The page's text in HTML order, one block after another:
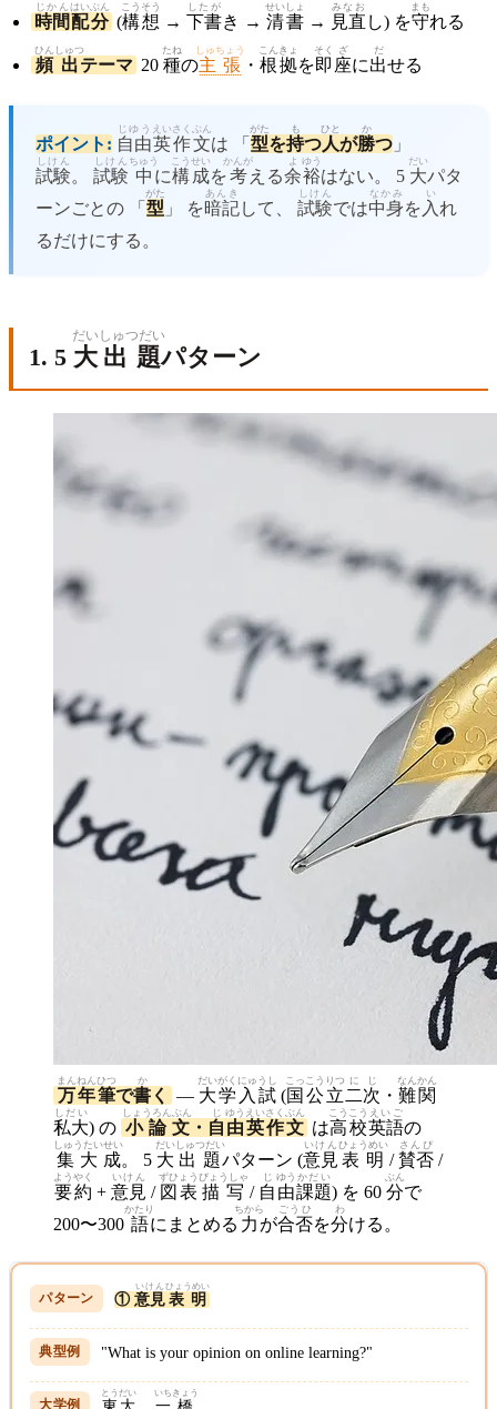
時間
じかん
配分
はいぶん
(構想
こうそう
→ 下書
したが
き → 清書
せいしょ
→ 見直
みなお
し) を守
まも
れる
頻
ひん
出
しゅつ
テーマ 20 種
たね
の主張
しゅちょう
・ 根拠
こんきょ
を即
そく
座
ざ
に出
だ
せる
ポイント: 自由
じゆう
英
えい
作文
さくぶん
は 「 型
がた
を持
も
つ人
ひと
が勝
か
つ 」
試験
しけん
。 試験
しけん
中
ちゅう
に構成
こうせい
を考
かんが
える余
よ
裕
ゆう
はない。 5 大
だい
パタ
ーンごとの 「 型
がた
」 を暗記
あんき
して、 試験
しけん
では中身
なかみ
を 入
い
れ
るだけにする。
1. 5 大
だい
出題
しゅつだい
パターン
万
まん
年
ねん
筆
ひつ
で書
か
く — 大
だい
学
がく
入試
にゅうし
(国公立
こっこうりつ
二
に
次
じ
・ 難
なん
関
かん
私大
しだい
) の 小論文
しょうろんぶん
・ 自
じ
由
ゆう
英
えい
作
さく
文
ぶん
は高校
こうこう
英語
えいご
の
集大成
しゅうたいせい
。 5 大
だい
出題
しゅつだい
パターン (意見
いけん
表明
ひょうめい
/賛否
さんぴ
/
要約
ようやく
+ 意見
いけん
/ 図表
ずひょう
描写
びょうしゃ
/ 自
じ
由
ゆう
課題
かだい
) を 60 分
ぶん
で
200〜300 語
かたり
にまとめる 力
ちから
が合否
ごうひ
を分
わ
ける。
①意見
いけん
表明
ひょうめい
"What is your opinion on online learning?"
とうだい いち きょう